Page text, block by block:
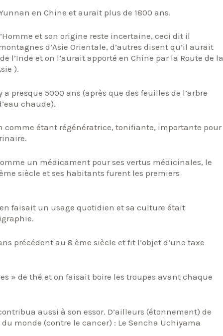
en Chine et aurait plus de 1800 ans.
et son origine reste incertaine, ceci dit il
d’Asie Orientale, d’autres disent qu’il aurait
l’Inde et on l’aurait apporté en Chine par la Route de la
).
presque 5000 ans (après que des feuilles de l’arbre
chaude).
comme étant régénératrice, tonifiante, importante pour
un médicament pour ses vertus médicinales, le
siècle et ses habitants furent les premiers
faisait un usage quotidien et sa culture était
précédent au 8 ème siècle et fit l’objet d’une taxe
» de thé et on faisait boire les troupes avant chaque
aussi à son essor. D’ailleurs (étonnement) de
monde (contre le cancer) : Le Sencha Uchiyama